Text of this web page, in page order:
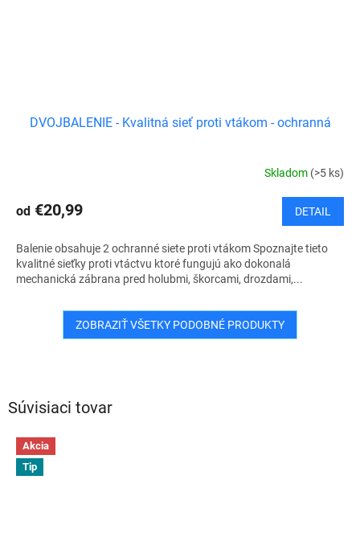
Súvisiaci tovar
Akcia
Tip
DVOJBALENIE - Kvalitná sieť proti vtákom - ochranná
Skladom (>5 ks)
od €20,99 DETAIL
Balenie obsahuje 2 ochranné siete proti vtákom Spoznajte tieto
kvalitné sieťky proti vtáctvu ktoré fungujú ako dokonalá
mechanická zábrana pred holubmi, škorcami, drozdami,...
ZOBRAZIŤ VŠETKY PODOBNÉ PRODUKTY